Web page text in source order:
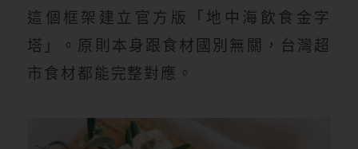
這個框架建立官方版「地中海飲食金字
塔」。原則本身跟食材國別無關，台灣超
市食材都能完整對應。